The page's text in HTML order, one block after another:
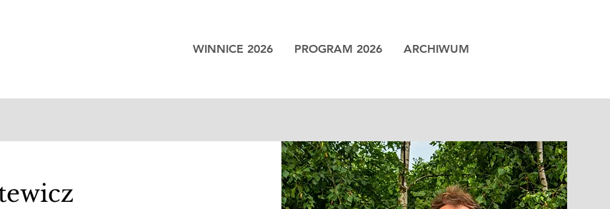
WINNICE 2026 PROGRAM 2026 ARCHIWUM